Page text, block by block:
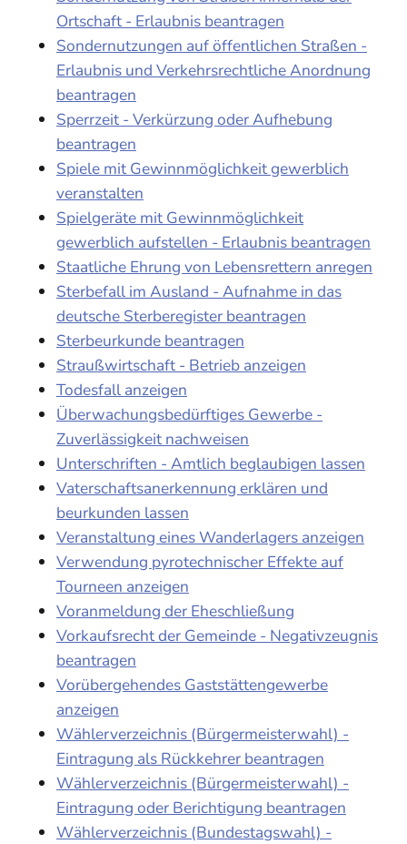
Ortschaft - Erlaubnis beantragen
Sondernutzungen auf öffentlichen Straßen -
Erlaubnis und Verkehrsrechtliche Anordnung
beantragen
Sperrzeit - Verkürzung oder Aufhebung
beantragen
Spiele mit Gewinnmöglichkeit gewerblich
veranstalten
Spielgeräte mit Gewinnmöglichkeit
gewerblich aufstellen - Erlaubnis beantragen
Staatliche Ehrung von Lebensrettern anregen
Sterbefall im Ausland - Aufnahme in das
deutsche Sterberegister beantragen
Sterbeurkunde beantragen
Straußwirtschaft - Betrieb anzeigen
Todesfall anzeigen
Überwachungsbedürftiges Gewerbe -
Zuverlässigkeit nachweisen
Unterschriften - Amtlich beglaubigen lassen
Vaterschaftsanerkennung erklären und
beurkunden lassen
Veranstaltung eines Wanderlagers anzeigen
Verwendung pyrotechnischer Effekte auf
Tourneen anzeigen
Voranmeldung der Eheschließung
Vorkaufsrecht der Gemeinde - Negativzeugnis
beantragen
Vorübergehendes Gaststättengewerbe
anzeigen
Wählerverzeichnis (Bürgermeisterwahl) -
Eintragung als Rückkehrer beantragen
Wählerverzeichnis (Bürgermeisterwahl) -
Eintragung oder Berichtigung beantragen
Wählerverzeichnis (Bundestagswahl) -